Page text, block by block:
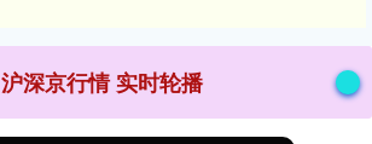
沪深京行情 实时轮播